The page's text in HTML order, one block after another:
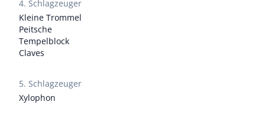
4. Schlagzeuger
Kleine Trommel
Peitsche
Tempelblock
Claves
5. Schlagzeuger
Xylophon